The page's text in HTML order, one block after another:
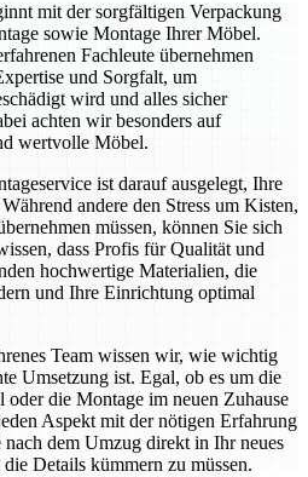
mit der sorgfältigen Verpackung
sowie Montage Ihrer Möbel.
Fachleute übernehmen
und Sorgfalt, um
wird und alles sicher
achten wir besonders auf
wertvolle Möbel.
ist darauf ausgelegt, Ihre
andere den Stress um Kisten,
müssen, können Sie sich
dass Profis für Qualität und
hochwertige Materialien, die
und Ihre Einrichtung optimal
Team wissen wir, wie wichtig
Umsetzung ist. Egal, ob es um die
die Montage im neuen Zuhause
Aspekt mit der nötigen Erfahrung
dem Umzug direkt in Ihr neues
Details kümmern zu müssen.